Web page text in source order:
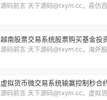
奖品展示概率设置无限回调源码潮
源码前言 天下源码@txym.cc，高仿
越南股票交易系统股票购买基金投
交易信息投资组合海外股票投资
源码前言 天下源码@txym.cc，海外
虚拟货币微交易系统输赢控制秒合
交易现货交易跟单员模式纯英文版
源码前言 天下源码@txym.cc，虚拟